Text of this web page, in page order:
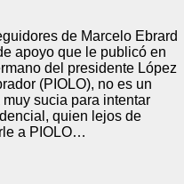
de Marcelo Ebrard
apoyo que le publicó en
del presidente López
(PIOLO), no es un
sucia para intentar
quien lejos de
a PIOLO…